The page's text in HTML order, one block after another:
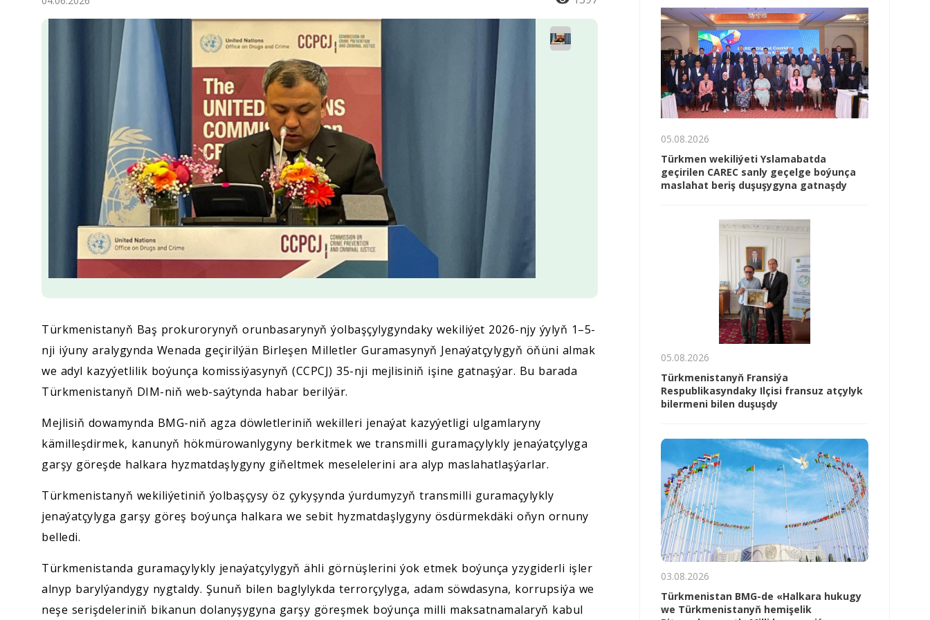
Jemgyýet
Medeniýet
Ylym
Sport
Türkmenistanyň Baş prokurorynyň orunbasarynyň ýolbaşçylygyndaky wekiliýet 2026-njy ýylyň 1–5-
nji iýuny aralygynda Wenada geçirilýän Birleşen Milletler Guramasynyň Jenaýatçylygyň öňüni almak
we adyl kazyýetlilik boýunça komissiýasynyň (CCPCJ) 35-nji mejlisiniň işine gatnaşýar. Bu barada
Türkmenistanyň DIM-niň web-saýtynda habar berilýär.
Mejlisiň dowamynda BMG-niň agza döwletleriniň wekilleri jenaýat kazyýetligi ulgamlaryny
kämilleşdirmek, kanunyň hökmürowanlygyny berkitmek we transmilli guramaçylykly jenaýatçylyga
garşy göreşde halkara hyzmatdaşlygyny giňeltmek meselelerini ara alyp maslahatlaşýarlar.
Türkmenistanyň wekiliýetiniň ýolbaşçysy öz çykyşynda ýurdumyzyň transmilli guramaçylykly
jenaýatçylyga garşy göreş boýunça halkara we sebit hyzmatdaşlygyny ösdürmekdäki oňyn ornuny
belledi.
Türkmenistanda guramaçylykly jenaýatçylygyň ähli görnüşlerini ýok etmek boýunça yzygiderli işler
alnyp barylýandygy nygtaldy. Şunuň bilen baglylykda terrorçylyga, adam söwdasyna, korrupsiýa we
neşe serişdeleriniň bikanun dolanyşygyna garşy göreşmek boýunça milli maksatnamalaryň kabul
05.08.2026
Türkmen wekiliýeti Yslamabatda
geçirilen CAREC sanly geçelge boýunça
maslahat beriş duşuşygyna gatnaşdy
05.08.2026
Türkmenistanyň Fransiýa
Respublikasyndaky Ilçisi fransuz atçylyk
bilermeni bilen duşuşdy
03.08.2026
Türkmenistan BMG-de «Halkara hukugy
we Türkmenistanyň hemişelik